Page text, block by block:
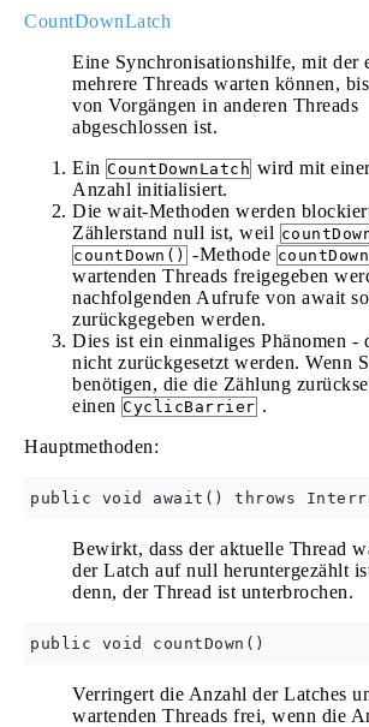
CountDownLatch
Eine Synchronisationshilfe, mit der
mehrere Threads warten können,
von Vorgängen in anderen Threads
abgeschlossen ist.
Ein CountDownLatch wird mit
Anzahl initialisiert.
Die wait-Methoden werden
Zählerstand null ist, weil
countDown() -Methode
wartenden Threads freigegeben
nachfolgenden Aufrufe von await
zurückgegeben werden.
Dies ist ein einmaliges Phänomen -
nicht zurückgesetzt werden. Wenn
benötigen, die die Zählung
einen CyclicBarrier .
Hauptmethoden:
Bewirkt, dass der aktuelle Thread
der Latch auf null heruntergezählt
denn, der Thread ist unterbrochen.
Verringert die Anzahl der Latches
wartenden Threads frei, wenn die